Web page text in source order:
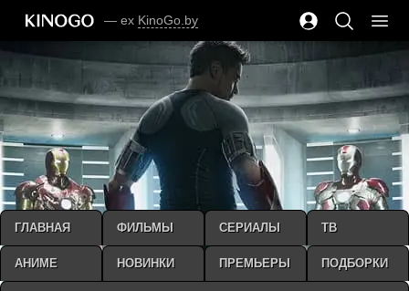
— ex KinoGo.by
ГЛАВНАЯ ФИЛЬМЫ СЕРИАЛЫ ТВ
АНИМЕ НОВИНКИ ПРЕМЬЕРЫ ПОДБОРКИ